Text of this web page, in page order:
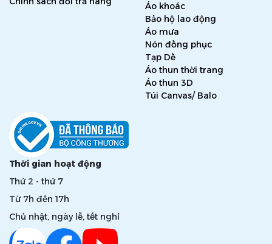
Áo khoác
Bảo hộ lao động
Áo mưa
Nón đồng phục
Tạp Dề
Áo thun thời trang
Áo thun 3D
Túi Canvas/ Balo
Thời gian hoạt động
Thứ 2 - thứ 7
Từ 7h đến 17h
Chủ nhật, ngày lễ, tết nghỉ